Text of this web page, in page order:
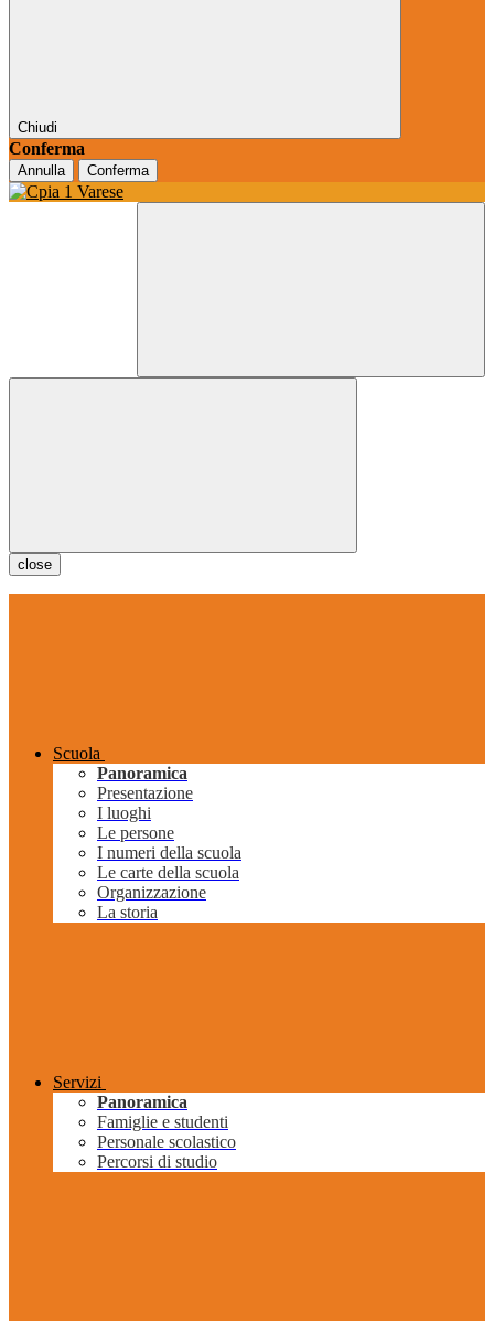
Chiudi
Conferma
Annulla Conferma
close
Scuola
Panoramica
Presentazione
I luoghi
Le persone
I numeri della scuola
Le carte della scuola
Organizzazione
La storia
Servizi
Panoramica
Famiglie e studenti
Personale scolastico
Percorsi di studio